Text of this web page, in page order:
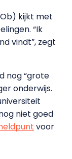
kijkt met
“Ik
vindt”, zegt
nog “grote
onderwijs.
niet goed
voor